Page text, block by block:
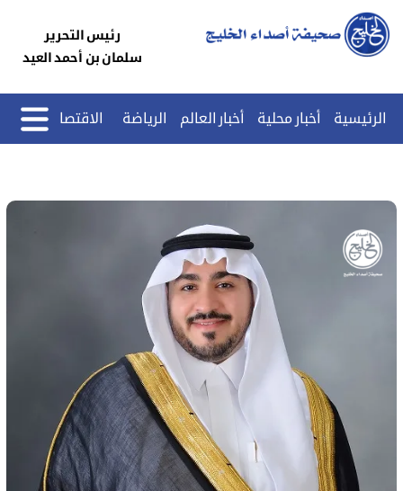
رئيس التحرير
سلمان بن أحمد العيد
الرئيسية أخبار محلية أخبار العالم الرياضة الاقتصاد